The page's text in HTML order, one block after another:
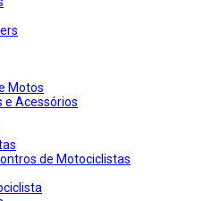
Motos
Acessórios
de Motociclistas